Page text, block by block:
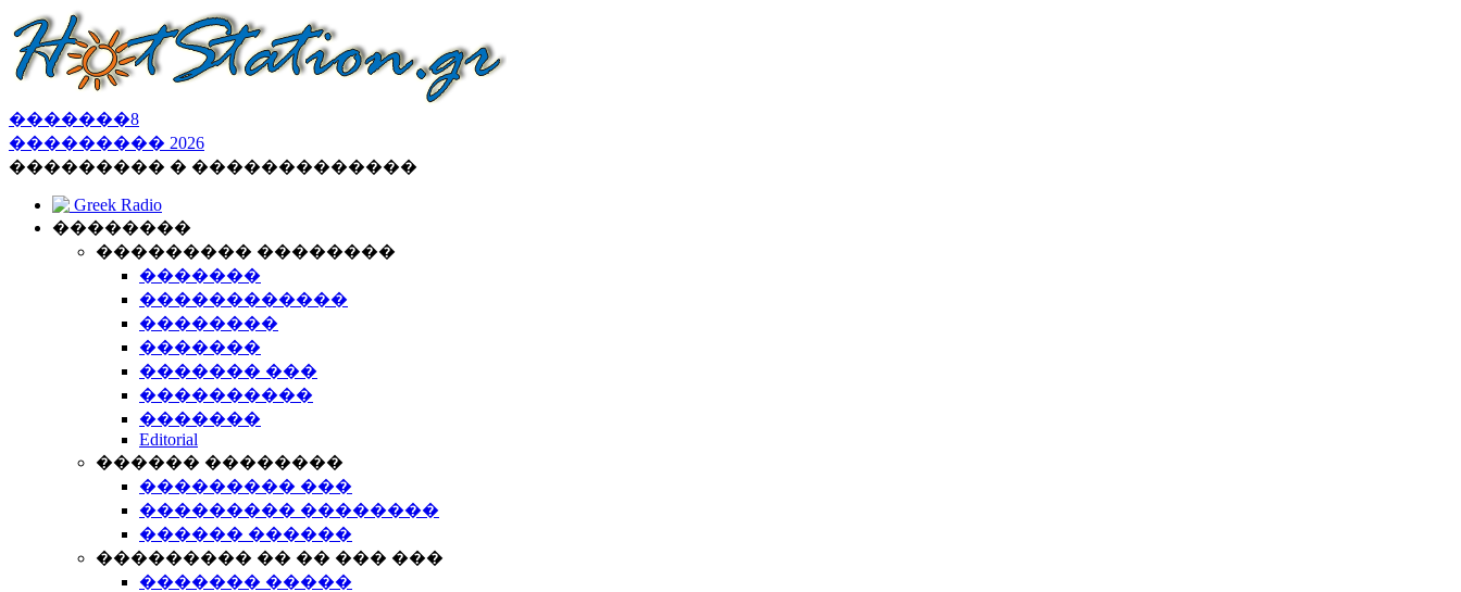
�������8
��������� 2026
��������� � �������������
Greek Radio
��������
��������� ��������
�������
������������
��������
�������
������� ���
����������
�������
Editorial
������ ��������
��������� ���
��������� ��������
������ ������
��������� �� �� ��� ���
������� �����